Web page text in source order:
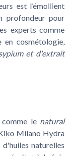
est l’émollient
profondeur pour
experts comme
en cosmétologie,
et d'extrait
comme le natural
Milano Hydra
d'huiles naturelles